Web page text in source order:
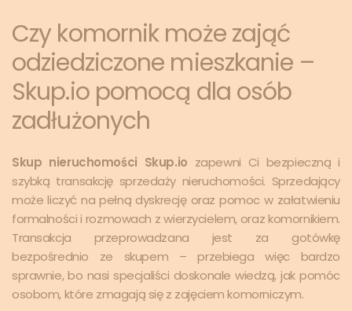
Czy komornik może zająć
odziedziczone mieszkanie –
Skup.io pomocą dla osób
zadłużonych
Skup nieruchomości Skup.io zapewni Ci bezpieczną i
szybką transakcję sprzedaży nieruchomości. Sprzedający
może liczyć na pełną dyskrecję oraz pomoc w załatwieniu
formalności i rozmowach z wierzycielem, oraz komornikiem.
Transakcja przeprowadzana jest za gotówkę
bezpośrednio ze skupem – przebiega więc bardzo
sprawnie, bo nasi specjaliści doskonale wiedzą, jak pomóc
osobom, które zmagają się z zajęciem komorniczym.